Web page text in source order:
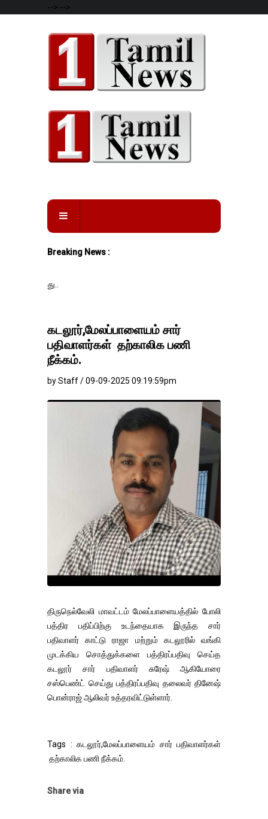
--> -->
Breaking News :
கடலூர்,மேலப்பாளையம் சார்
பதிவாளர்கள் தற்காலிக பணி
நீக்கம்.
by Staff / 09-09-2025 09:19:59pm
திருநெல்வேலி மாவட்டம் மேலப்பாளையத்தில் போலி
பத்திர பதிப்பிற்கு உடந்தையாக இருந்த சார்
பதிவாளர் காட்டு ராஜா மற்றும் கடலூரில் வங்கி
முடக்கிய சொத்துக்களை பத்திரப்பதிவு செய்த
கடலூர் சார் பதிவாளர் சுரேஷ் ஆகியோரை
சஸ்பெண்ட் செய்து பத்திரப்பதிவு தலைவர் தினேஷ்
பொன்ராஜ் ஆலிவர் உத்தரவிட்டுள்ளார்.
Tags : கடலூர்,மேலப்பாளையம் சார் பதிவாளர்கள்
தற்காலிக பணி நீக்கம்.
Share via